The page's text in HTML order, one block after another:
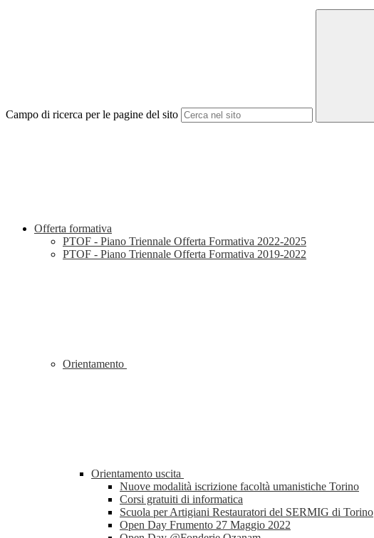
Campo di ricerca per le pagine del sito
Offerta formativa
PTOF - Piano Triennale Offerta Formativa 2022-2025
PTOF - Piano Triennale Offerta Formativa 2019-2022
Orientamento
Orientamento uscita
Nuove modalità iscrizione facoltà umanistiche Torino
Corsi gratuiti di informatica
Scuola per Artigiani Restauratori del SERMIG di Torino
Open Day Frumento 27 Maggio 2022